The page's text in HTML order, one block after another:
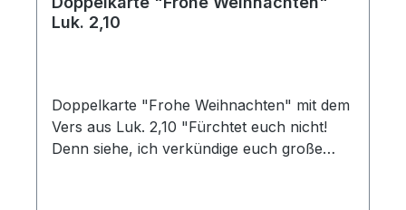
Luk. 2,10
Doppelkarte "Frohe Weihnachten" mit dem
Vers aus Luk. 2,10 "Fürchtet euch nicht!
Denn siehe, ich verkündige euch große